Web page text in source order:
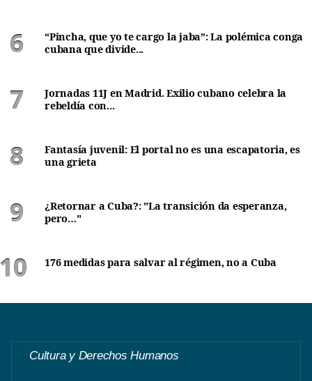
“Pincha, que yo te cargo la jaba”: La polémica conga
cubana que divide...
Jornadas 11J en Madrid. Exilio cubano celebra la
rebeldía con...
Fantasía juvenil: El portal no es una escapatoria, es
una grieta
¿Retornar a Cuba?: "La transición da esperanza,
pero…"
176 medidas para salvar al régimen, no a Cuba
Cultura y Derechos Humanos